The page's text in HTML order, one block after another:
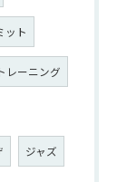
ット
レーニング
ジャズ